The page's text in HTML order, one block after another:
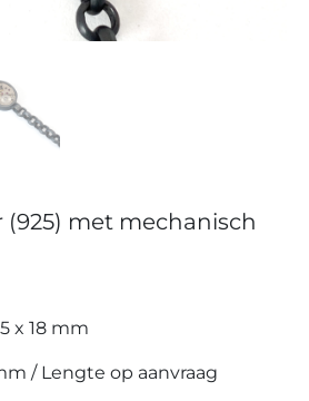
met mechanisch
x 18 mm
/ Lengte op aanvraag